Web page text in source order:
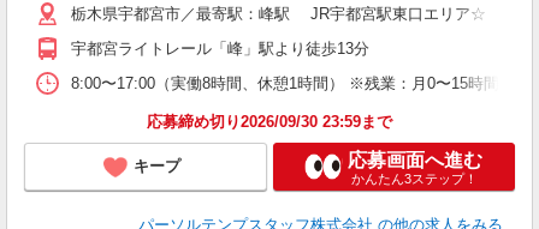
栃木県宇都宮市／最寄駅：峰駅 JR宇都宮駅東口エリア☆ ≪
宇都宮ライトレール「峰」駅より徒歩13分
8:00〜17:00（実働8時間、休憩1時間） ※残業：月0〜15時間程
応募締め切り2026/09/30 23:59まで
キープ 応募画面へ進む
かんたん3ステップ！
パーソルテンプスタッフ株式会社 の他の求人をみる